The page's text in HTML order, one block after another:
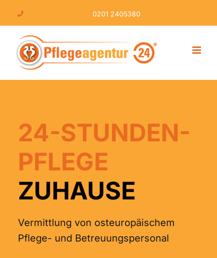
content
0201 2405380
24-STUNDEN-
PFLEGE
ZUHAUSE
Vermittlung von osteuropäischem
Pflege- und Betreuungspersonal